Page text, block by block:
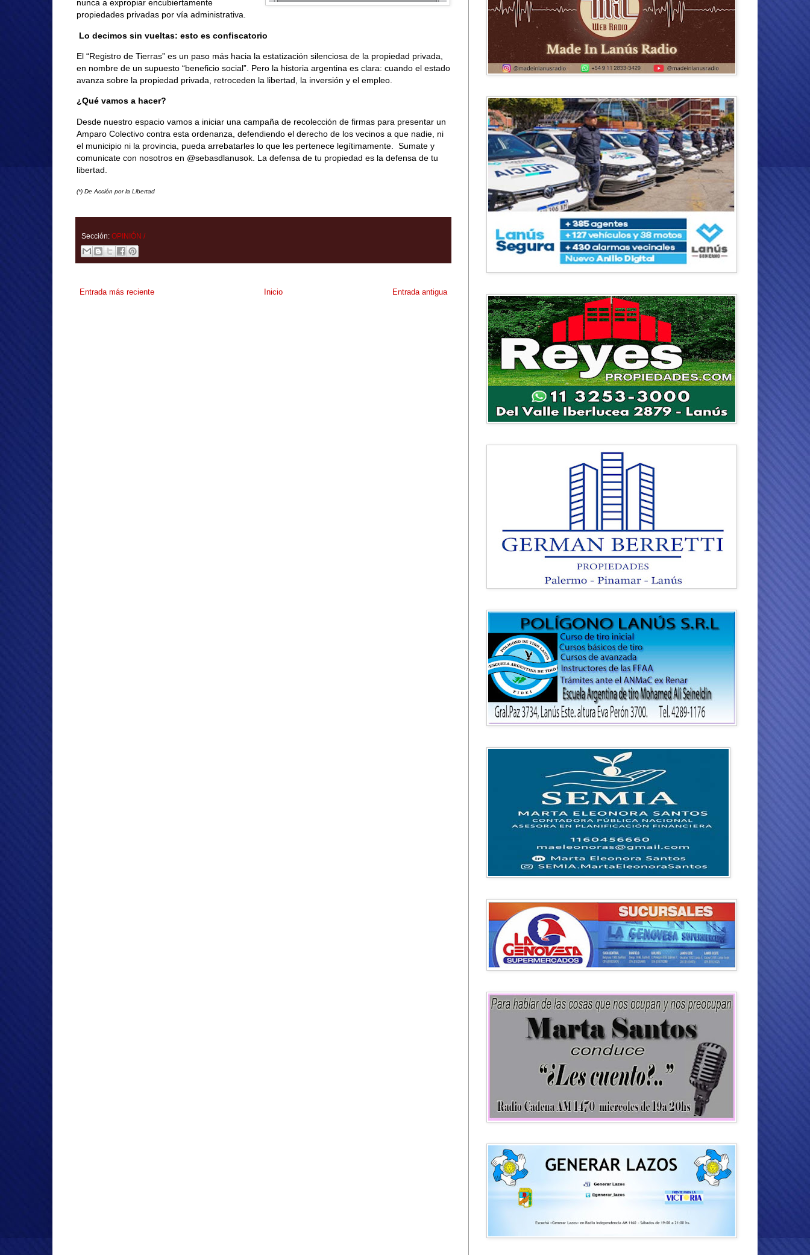
nunca a expropiar encubiertamente
propiedades privadas por vía administrativa.
Lo decimos sin vueltas: esto es confiscatorio
El “Registro de Tierras” es un paso más hacia la estatización silenciosa de la propiedad privada,
en nombre de un supuesto “beneficio social”. Pero la historia argentina es clara: cuando el estado
avanza sobre la propiedad privada, retroceden la libertad, la inversión y el empleo.
¿Qué vamos a hacer?
Desde nuestro espacio vamos a iniciar una campaña de recolección de firmas para presentar un
Amparo Colectivo contra esta ordenanza, defendiendo el derecho de los vecinos a que nadie, ni
el municipio ni la provincia, pueda arrebatarles lo que les pertenece legítimamente.
Sumate y
comunicate con nosotros en @sebasdlanusok. La defensa de tu propiedad es la defensa de tu
libertad.
(*) De Acción por la Libertad
Sección: OPINIÓN /
Entrada más reciente Entrada antigua
Inicio